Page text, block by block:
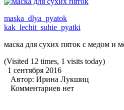
maska_dlya_pyatok
kak_lechit_suhie_pyatki
маска для сухих пяток с медом и
(Visited 12 times, 1 visits today)
1 сентября 2016
Автор: Ирина Лукшиц
Комментариев нет